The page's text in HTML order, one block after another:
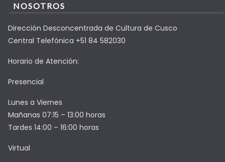
NOSOTROS
Dirección Desconcentrada de Cultura de Cusco
Central Telefónica +51 84 582030
Horario de Atención:
Presencial
Lunes a Viernes
Mañanas 07:15 – 13:00 horas
Tardes 14:00 – 16:00 horas
Virtual